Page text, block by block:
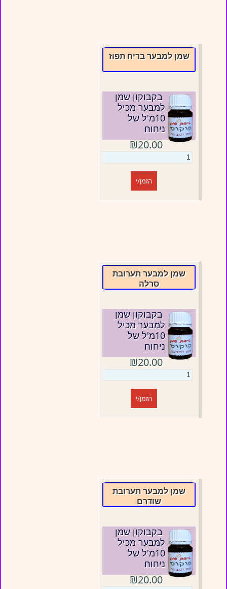
שמן למבער בריח תפוז
בקבוקון שמן
למבער מכיל
10מ'ל של
ניחוח
₪20.00
הזמן/י
שמן למבער תערובת
סרלה
בקבוקון שמן
למבער מכיל
10מ'ל של
ניחוח
₪20.00
הזמן/י
שמן למבער תערובת
שודרם
בקבוקון שמן
למבער מכיל
10מ'ל של
ניחוח
₪20.00